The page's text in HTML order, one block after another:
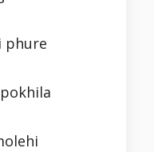
phure